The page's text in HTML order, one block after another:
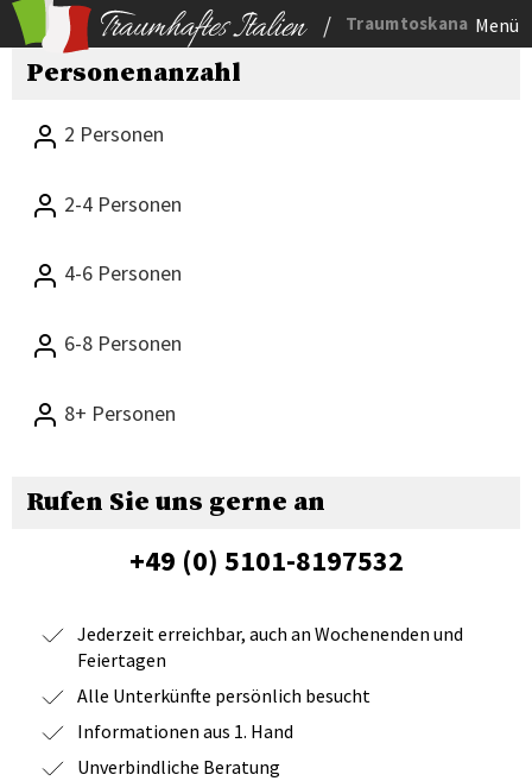
/ Traumtoskana Menü
Personenanzahl
2 Personen
2-4 Personen
4-6 Personen
6-8 Personen
8+ Personen
Rufen Sie uns gerne an
+49 (0) 5101-8197532
Jederzeit erreichbar, auch an Wochenenden und
Feiertagen
Alle Unterkünfte persönlich besucht
Informationen aus 1. Hand
Unverbindliche Beratung